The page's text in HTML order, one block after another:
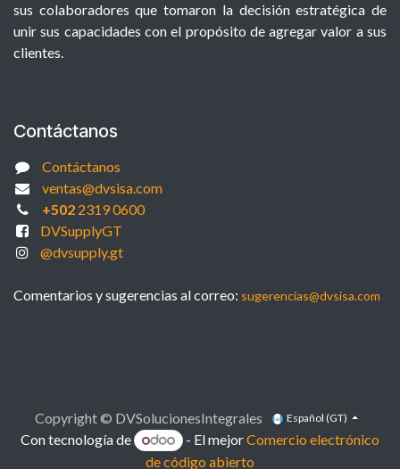
sus colaboradores que tomaron la decisión estratégica de
unir sus capacidades con el propósito de agregar valor a sus
clientes.
Contáctanos
Contáctanos
ventas@dvsisa.com
+5022319 0600
DVSupplyGT
@dvsupply.gt
Comentarios y sugerencias al correo: sugerencias@dvsisa.com
Copyright © DVSolucionesIntegrales Español (GT)
Con tecnología de - El mejorComercio electrónico
de código abierto